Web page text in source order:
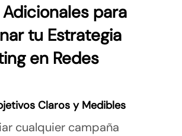
para
tu Estrategia
en Redes
Claros y Medibles
cualquier campaña